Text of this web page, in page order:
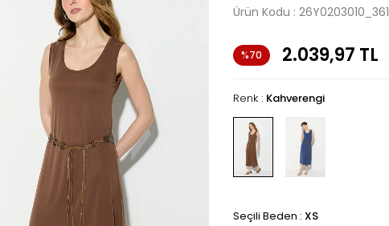
Ürün Kodu : 26Y0203010_361
%70 2.039,97 TL
Renk : Kahverengi
Seçili Beden : XS